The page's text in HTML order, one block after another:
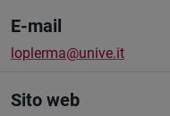
E-mail
loplerma@unive.it
Sito web